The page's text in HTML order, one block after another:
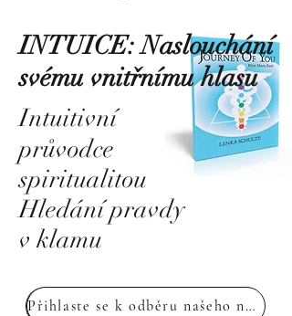
INTUICE: Naslouchání
svému vnitřnímu hlasu
Intuitivní
průvodce
spiritualitou
Hledání pravdy
v klamu
Přihlaste se k odběru našeho newsletteru